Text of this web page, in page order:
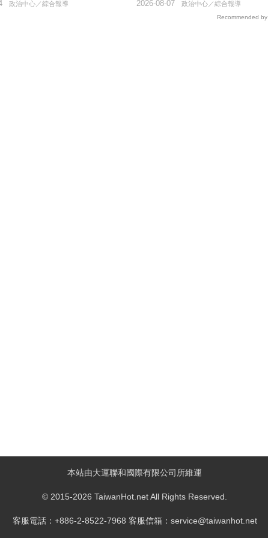
政治中心／綜合報導 政治中心／綜合報導
2026-08-07
Recommended by
本站由大運聯和國際有限公司所維運
© 2015-2026 TaiwanHot.net All Rights Reserved.
客服電話：+886-2-8522-7968 客服信箱：service@taiwanhot.net